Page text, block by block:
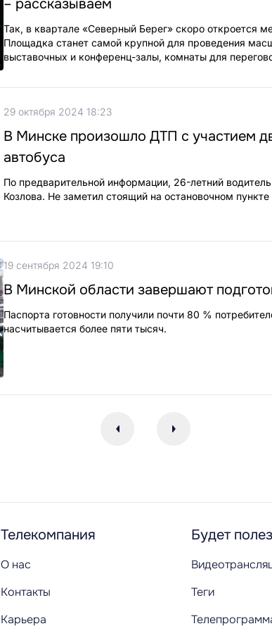
– рассказываем
Так, в квартале «Северный Берег» скоро откроется
Площадка станет самой крупной для проведения
выставочных и конференц-залы, комнаты для
29 октября 2024 18:23
В Минске произошло ДТП с участием
автобуса
По предварительной информации, 26-летний
Козлова. Не заметил стоящий на остановочном пункте
19 сентября 2024 19:10
В Минской области завершают
Паспорта готовности получили почти 80 %
насчитывается более пяти тысяч.
Телекомпания
О нас
Контакты
Карьера
Будет
Теги